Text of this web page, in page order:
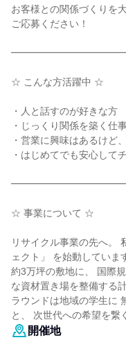
お客様との関係づくりを
ご応募ください！
☆ こんな方活躍中 ☆
・人と話すのが好きな方
・じっくり関係を築く仕
・営業に興味はあるけど
・はじめてでも安心して
☆ 事業について ☆
リサイクル事業の先へ。
ェクト」 を始動していま
約3万坪の敷地に、 国際
な資材置き場を整備する計
ラウンドは地域の学生に
と、 次世代への希望を繋
開催地